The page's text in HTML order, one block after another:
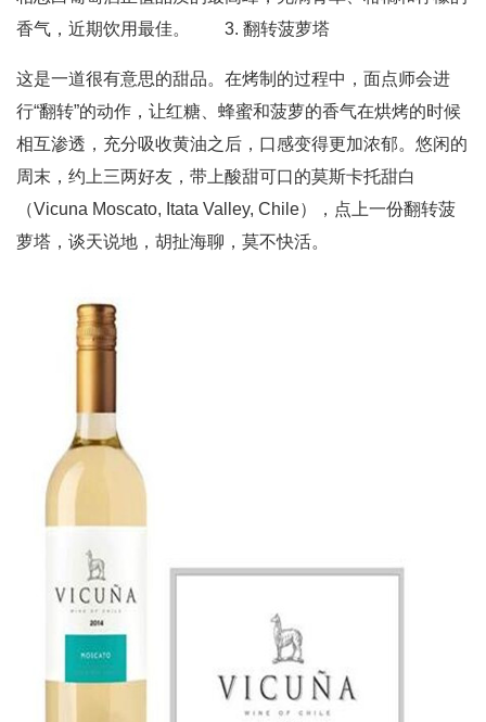
香气，近期饮用最佳。 3. 翻转菠萝塔
这是一道很有意思的甜品。在烤制的过程中，面点师会进
行“翻转”的动作，让红糖、蜂蜜和菠萝的香气在烘烤的时候
相互渗透，充分吸收黄油之后，口感变得更加浓郁。悠闲的
周末，约上三两好友，带上酸甜可口的莫斯卡托甜白
（Vicuna Moscato, Itata Valley, Chile），点上一份翻转菠
萝塔，谈天说地，胡扯海聊，莫不快活。